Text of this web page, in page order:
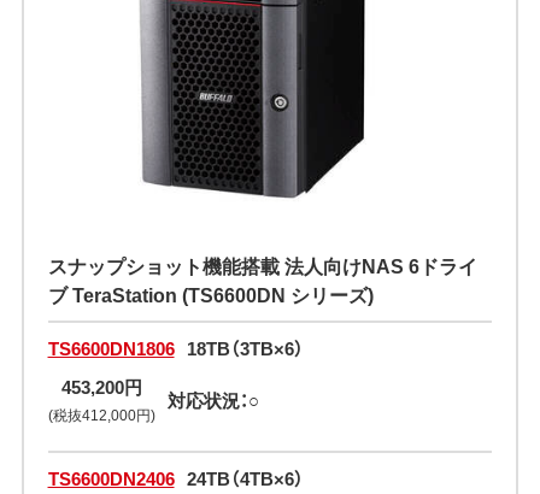
スナップショット機能搭載 法人向けNAS 6ドライ
ブ TeraStation (TS6600DN シリーズ)
TS6600DN1806 18TB（3TB×6）
453,200円
(税抜412,000円)
対応状況：○
TS6600DN2406 24TB（4TB×6）